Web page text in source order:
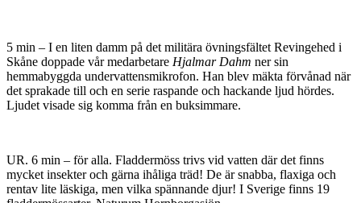
5 min – I en liten damm på det militära övningsfältet Revingehed i
Skåne doppade vår medarbetare Hjalmar Dahm ner sin
hemmabyggda undervattensmikrofon. Han blev mäkta förvånad när
det sprakade till och en serie raspande och hackande ljud hördes.
Ljudet visade sig komma från en buksimmare.
UR. 6 min – för alla. Fladdermöss trivs vid vatten där det finns
mycket insekter och gärna ihåliga träd! De är snabba, flaxiga och
rentav lite läskiga, men vilka spännande djur! I Sverige finns 19